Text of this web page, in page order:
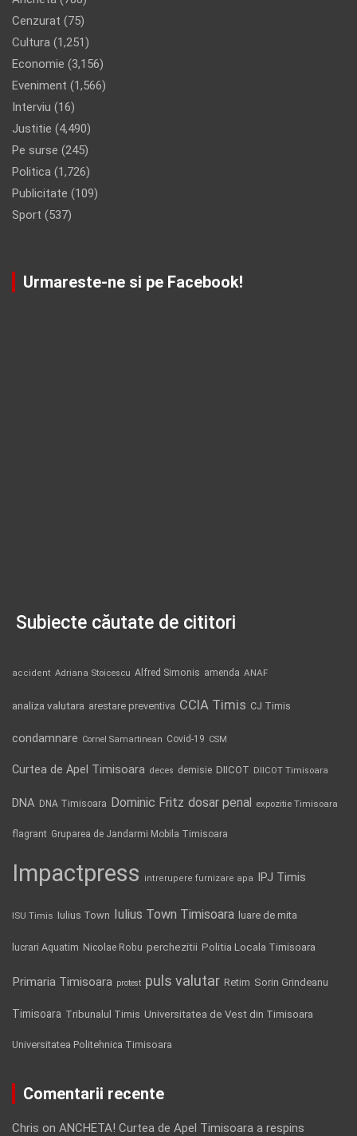
Cenzurat (75)
Cultura (1,251)
Economie (3,156)
Eveniment (1,566)
Interviu (16)
Justitie (4,490)
Pe surse (245)
Politica (1,726)
Publicitate (109)
Sport (537)
Urmareste-ne si pe Facebook!
Subiecte căutate de cititori
accident Adriana Stoicescu Alfred Simonis amenda ANAF
analiza valutara arestare preventiva CCIA Timis CJ Timis
condamnare Cornel Samartinean Covid-19 CSM
Curtea de Apel Timisoara deces demisie DIICOT DIICOT Timisoara
DNA DNA Timisoara Dominic Fritz dosar penal expozitie Timisoara
flagrant Gruparea de Jandarmi Mobila Timisoara
Impactpress intrerupere furnizare apa IPJ Timis
ISU Timis Iulius Town Iulius Town Timisoara luare de mita
lucrari Aquatim Nicolae Robu perchezitii Politia Locala Timisoara
Primaria Timisoara protest puls valutar Retim Sorin Grindeanu
Timisoara Tribunalul Timis Universitatea de Vest din Timisoara
Universitatea Politehnica Timisoara
Comentarii recente
Chris on ANCHETA! Curtea de Apel Timisoara a respins